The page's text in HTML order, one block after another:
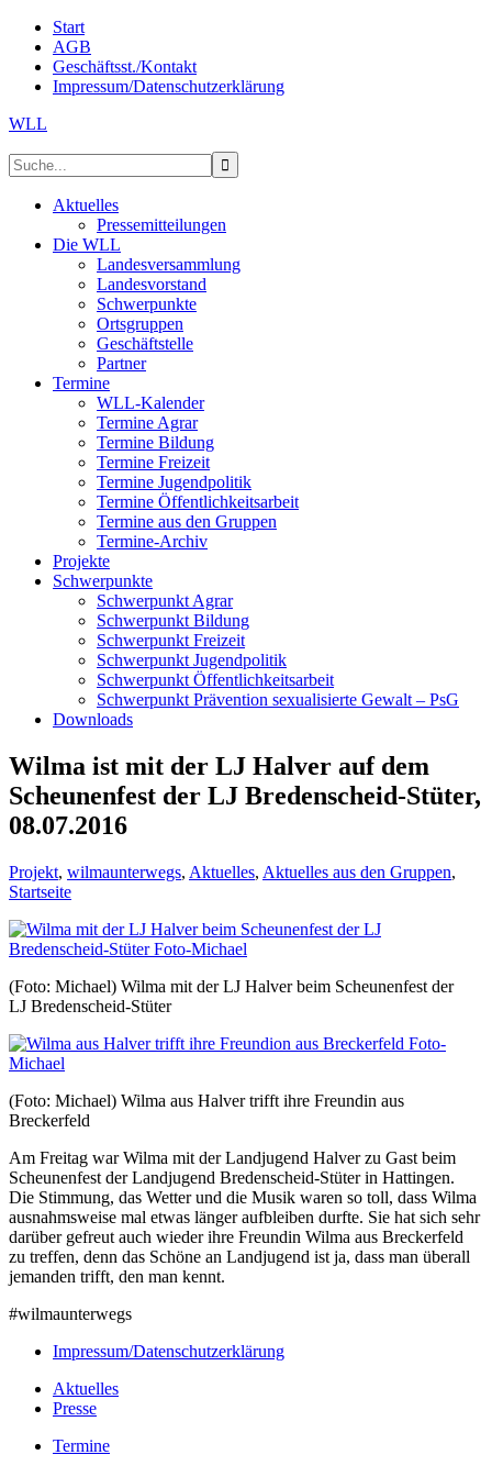
Start
AGB
Geschäftsst./Kontakt
Impressum/Datenschutzerklärung
WLL
Aktuelles
Pressemitteilungen
Die WLL
Landesversammlung
Landesvorstand
Schwerpunkte
Ortsgruppen
Geschäftstelle
Partner
Termine
WLL-Kalender
Termine Agrar
Termine Bildung
Termine Freizeit
Termine Jugendpolitik
Termine Öffentlichkeitsarbeit
Termine aus den Gruppen
Termine-Archiv
Projekte
Schwerpunkte
Schwerpunkt Agrar
Schwerpunkt Bildung
Schwerpunkt Freizeit
Schwerpunkt Jugendpolitik
Schwerpunkt Öffentlichkeitsarbeit
Schwerpunkt Prävention sexualisierte Gewalt – PsG
Downloads
Wilma ist mit der LJ Halver auf dem
Scheunenfest der LJ Bredenscheid-Stüter,
08.07.2016
Projekt, wilmaunterwegs, Aktuelles, Aktuelles aus den Gruppen,
Startseite
(Foto: Michael) Wilma mit der LJ Halver beim Scheunenfest der
LJ Bredenscheid-Stüter
(Foto: Michael) Wilma aus Halver trifft ihre Freundin aus
Breckerfeld
Am Freitag war Wilma mit der Landjugend Halver zu Gast beim
Scheunenfest der Landjugend Bredenscheid-Stüter in Hattingen.
Die Stimmung, das Wetter und die Musik waren so toll, dass Wilma
ausnahmsweise mal etwas länger aufbleiben durfte. Sie hat sich sehr
darüber gefreut auch wieder ihre Freundin Wilma aus Breckerfeld
zu treffen, denn das Schöne an Landjugend ist ja, dass man überall
jemanden trifft, den man kennt.
#wilmaunterwegs
Impressum/Datenschutzerklärung
Aktuelles
Presse
Termine